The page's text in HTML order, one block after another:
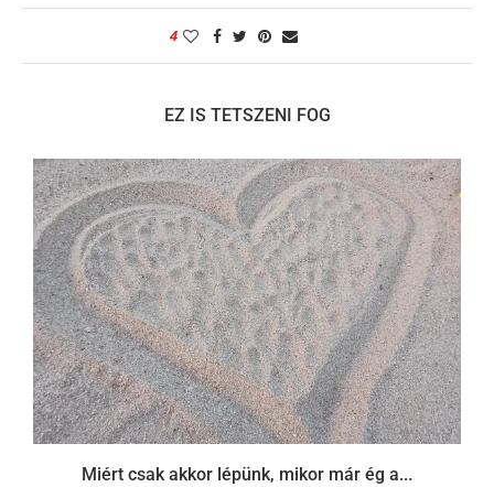
4
EZ IS TETSZENI FOG
Miért csak akkor lépünk, mikor már ég a...